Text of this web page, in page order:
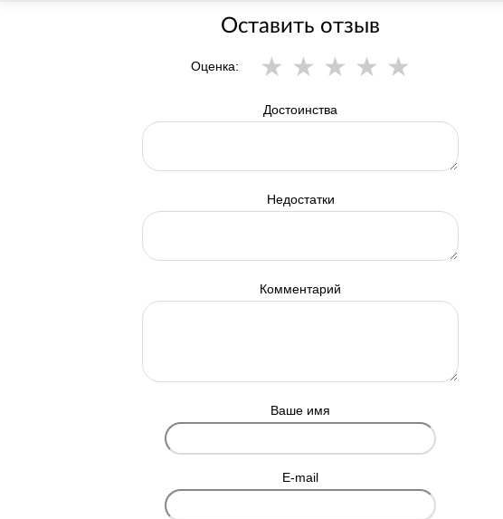
Оставить отзыв
Оценка:
Достоинства
Недостатки
Комментарий
Ваше имя
E-mail